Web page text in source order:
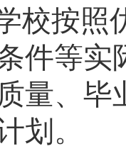
按照
件等实
量、毕
划。